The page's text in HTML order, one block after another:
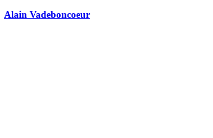
Alain Vadeboncoeur